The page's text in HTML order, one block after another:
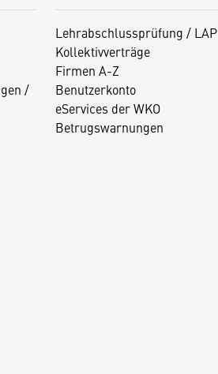
/
Lehrabschlussprüfung / LAP
Kollektivverträge
Firmen A-Z
Benutzerkonto
eServices der WKO
Betrugswarnungen